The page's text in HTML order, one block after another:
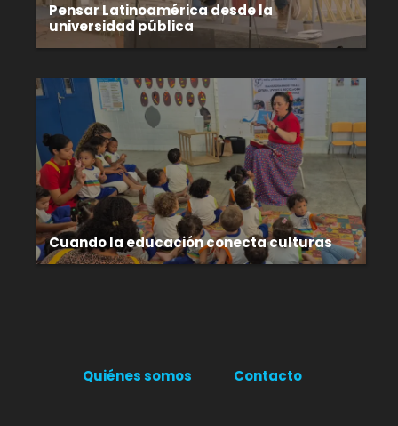
Pensar Latinoamérica desde la
universidad pública
Cuando la educación conecta culturas
Quiénes somos Contacto